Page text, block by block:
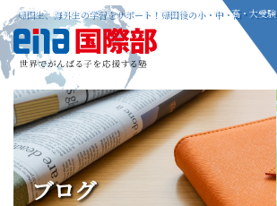
帰国生、海外生の学習をサポート！帰国後の小・中・高・大受
ブログ